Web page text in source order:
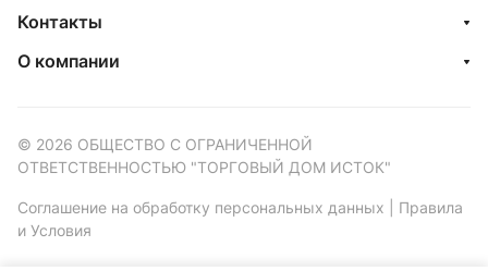
Контакты
О компании
© 2026 ОБЩЕСТВО С ОГРАНИЧЕННОЙ
ОТВЕТСТВЕННОСТЬЮ "ТОРГОВЫЙ ДОМ ИСТОК"
Соглашение на обработку персональных данных
Правила
и Условия